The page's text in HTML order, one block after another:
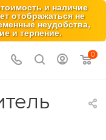
и наличие
отображаться не
неудобства,
и терпение.
0